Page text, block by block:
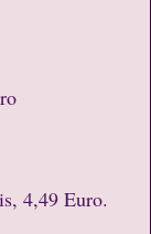
4,49 Euro.